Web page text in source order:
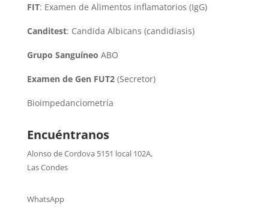
FIT: Examen de Alimentos inflamatorios (IgG)
Canditest: Candida Albicans (candidiasis)
Grupo Sanguíneo ABO
Examen de Gen FUT2(Secretor)
Bioimpedanciometría
Encuéntranos
Alonso de Cordova 5151 local 102A,
Las Condes
WhatsApp